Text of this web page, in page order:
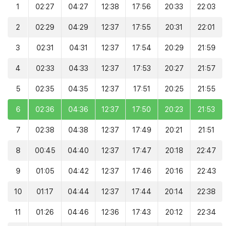
1 02:27 04:27 12:38 17:56 20:33 22:03
2 02:29 04:29 12:37 17:55 20:31 22:01
3 02:31 04:31 12:37 17:54 20:29 21:59
4 02:33 04:33 12:37 17:53 20:27 21:57
5 02:35 04:35 12:37 17:51 20:25 21:55
6 02:36 04:36 12:37 17:50 20:23 21:53
7 02:38 04:38 12:37 17:49 20:21 21:51
8 00:45 04:40 12:37 17:47 20:18 22:47
9 01:05 04:42 12:37 17:46 20:16 22:43
10 01:17 04:44 12:37 17:44 20:14 22:38
11 01:26 04:46 12:36 17:43 20:12 22:34